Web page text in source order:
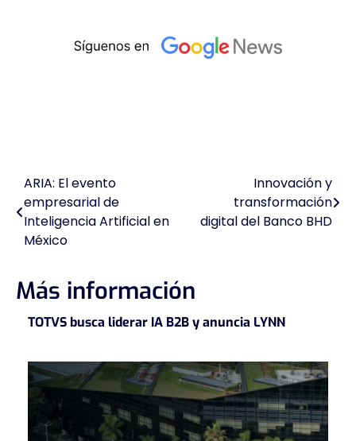
Navegación
de
entradas
ARIA: El evento
empresarial de
Inteligencia Artificial en
México
Innovación y
transformación
digital del Banco BHD
Más información
TOTVS busca liderar IA B2B y anuncia LYNN